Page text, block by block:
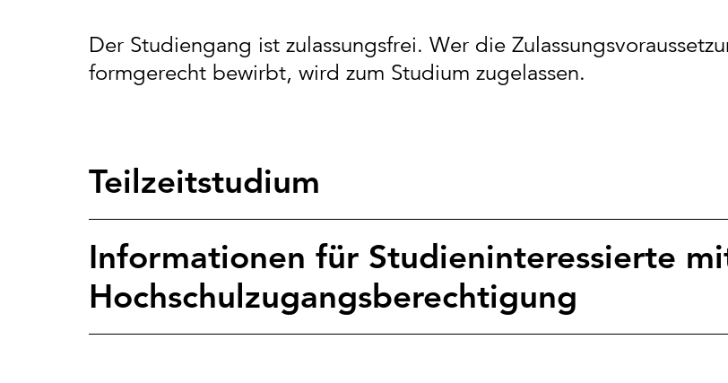
Der Studiengang ist zulassungsfrei. Wer die
formgerecht bewirbt, wird zum Studium zugelassen.
Teilzeitstudium
Informationen für Studieninteressierte
Hochschulzugangsberechtigung